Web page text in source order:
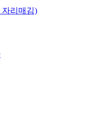
자리매김)